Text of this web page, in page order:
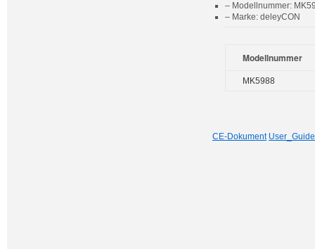
– Modellnummer:
– Marke: deleyCON
Modellnummer
MK5988
CE-Dokument User_Guide